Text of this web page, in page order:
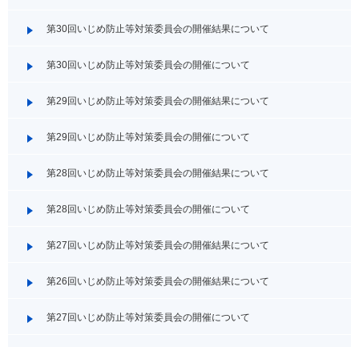
第30回いじめ防止等対策委員会の開催結果について
第30回いじめ防止等対策委員会の開催について
第29回いじめ防止等対策委員会の開催結果について
第29回いじめ防止等対策委員会の開催について
第28回いじめ防止等対策委員会の開催結果について
第28回いじめ防止等対策委員会の開催について
第27回いじめ防止等対策委員会の開催結果について
第26回いじめ防止等対策委員会の開催結果について
第27回いじめ防止等対策委員会の開催について